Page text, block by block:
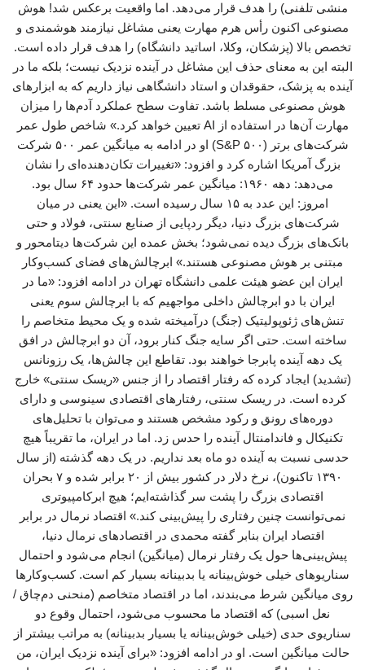
منشی تلفنی) را هدف قرار می‌دهد. اما واقعیت برعکس شد! هوش
مصنوعی اکنون رأس هرم مهارت یعنی مشاغل نیازمند هوشمندی و
تخصص بالا (پزشکان، وکلا، اساتید دانشگاه) را هدف قرار داده است.
البته این به معنای حذف این مشاغل در آینده نزدیک نیست؛ بلکه ما در
آینده به پزشک، حقوقدان و استاد دانشگاهی نیاز داریم که به ابزارهای
هوش مصنوعی مسلط باشد. تفاوت سطح عملکرد آدم‌ها را میزان
مهارت آن‌ها در استفاده از AI تعیین خواهد کرد.» شاخص طول عمر
شرکت‌های برتر (S&P ۵۰۰) او در ادامه به میانگین عمر ۵۰۰ شرکت
بزرگ آمریکا اشاره کرد و افزود: «تغییرات تکان‌دهنده‌ای را نشان
می‌دهد: دهه ۱۹۶۰: میانگین عمر شرکت‌ها حدود ۶۴ سال بود.
امروز: این عدد به ۱۵ سال رسیده است. «این یعنی در میان
شرکت‌های بزرگ دنیا، دیگر ردپایی از صنایع سنتی، فولاد و حتی
بانک‌های بزرگ دیده نمی‌شود؛ بخش عمده این شرکت‌ها دیتامحور و
مبتنی بر هوش مصنوعی هستند.» ابرچالش‌های فضای کسب‌وکار
ایران این عضو هیئت علمی دانشگاه تهران در ادامه افزود: «ما در
ایران با دو ابرچالش داخلی مواجهیم که با ابرچالش سوم یعنی
تنش‌های ژئوپولیتیک (جنگ) درآمیخته شده و یک محیط متخاصم را
ساخته است. حتی اگر سایه جنگ کنار برود، آن دو ابرچالش در افق
یک دهه آینده پابرجا خواهند بود. تقاطع این چالش‌ها، یک رزونانس
(تشدید) ایجاد کرده که رفتار اقتصاد را از جنس «ریسک سنتی» خارج
کرده است. در ریسک سنتی، رفتارهای اقتصادی سینوسی و دارای
دوره‌های رونق و رکود مشخص هستند و می‌توان با تحلیل‌های
تکنیکال و فاندامنتال آینده را حدس زد. اما در ایران، ما تقریباً هیچ
حدسی نسبت به آینده دو ماه بعد نداریم. در یک دهه گذشته (از سال
۱۳۹۰ تاکنون)، نرخ دلار در کشور بیش از ۲۰ برابر شده و ۷ بحران
اقتصادی بزرگ را پشت سر گذاشته‌ایم؛ هیچ ابرکامپیوتری
نمی‌توانست چنین رفتاری را پیش‌بینی کند.» اقتصاد نرمال در برابر
اقتصاد ایران بنابر گفته محمدی در اقتصادهای نرمال دنیا،
پیش‌بینی‌ها حول یک رفتار نرمال (میانگین) انجام می‌شود و احتمال
سناریوهای خیلی خوش‌بینانه یا بدبینانه بسیار کم است. کسب‌وکارها
روی میانگین شرط می‌بندند، اما در اقتصاد متخاصم (منحنی دم‌چاق /
نعل اسبی) که اقتصاد ما محسوب می‌شود، احتمال وقوع دو
سناریوی حدی (خیلی خوش‌بینانه یا بسیار بدبینانه) به مراتب بیشتر از
حالت میانگین است. او در ادامه افزود: «برای آینده نزدیک ایران، من